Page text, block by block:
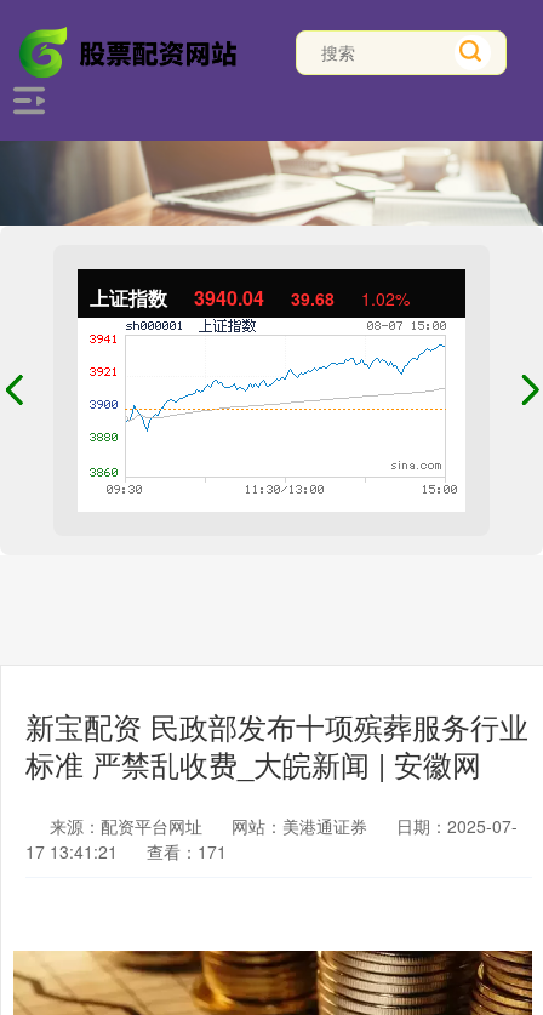
上证指数 3940.04 39.68 1.02%
新宝配资 民政部发布十项殡葬服务行业
标准 严禁乱收费_大皖新闻 | 安徽网
来源：配资平台网址 网站：美港通证券
日期：2025-07-
17 13:41:21
查看：171